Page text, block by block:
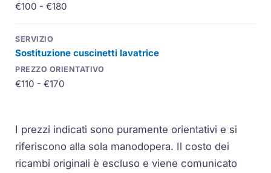
€100 - €180
Sostituzione cuscinetti lavatrice
€110 - €170
I prezzi indicati sono puramente orientativi e si
riferiscono alla sola manodopera. Il costo dei
ricambi originali è escluso e viene comunicato